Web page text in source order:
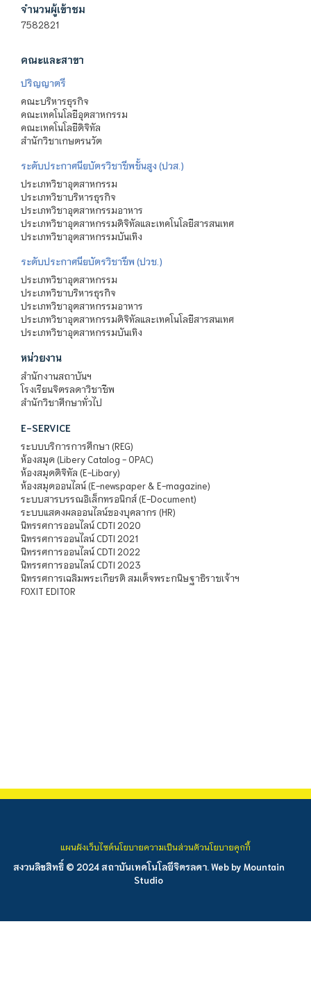
จำนวนผู้เข้าชม
7582821
คณะและสาขา
ปริญญาตรี
คณะบริหารธุรกิจ
คณะเทคโนโลยีอุตสาหกรรม
คณะเทคโนโลยีดิจิทัล
สำนักวิชาเกษตรนวัต
ระดับประกาศนียบัตรวิชาชีพชั้นสูง (ปวส.)
ประเภทวิชาอุตสาหกรรม
ประเภทวิชาบริหารธุรกิจ
ประเภทวิชาอุตสาหกรรมอาหาร
ประเภทวิชาอุตสาหกรรมดิจิทัลและเทคโนโลยีสารสนเทศ
ประเภทวิชาอุตสาหกรรมบันเทิง
ระดับประกาศนียบัตรวิชาชีพ (ปวช.)
ประเภทวิชาอุตสาหกรรม
ประเภทวิชาบริหารธุรกิจ
ประเภทวิชาอุตสาหกรรมอาหาร
ประเภทวิชาอุตสาหกรรมดิจิทัลและเทคโนโลยีสารสนเทศ
ประเภทวิชาอุตสาหกรรมบันเทิง
หน่วยงาน
สำนักงานสถาบันฯ
โรงเรียนจิตรลดาวิชาชีพ
สำนักวิชาศึกษาทั่วไป
E-SERVICE
ระบบบริการการศึกษา (REG)
ห้องสมุด (Libery Catalog - OPAC)
ห้องสมุดดิจิทัล (E-Libary)
ห้องสมุดออนไลน์ (E-newspaper & E-magazine)
ระบบสารบรรณอิเล็กทรอนิกส์ (E-Document)
ระบบแสดงผลออนไลน์ของบุคลากร (HR)
นิทรรศการออนไลน์ CDTI 2020
นิทรรศการออนไลน์ CDTI 2021
นิทรรศการออนไลน์ CDTI 2022
นิทรรศการออนไลน์ CDTI 2023
นิทรรศการเฉลิมพระเกียรติ สมเด็จพระกนิษฐาธิราชเจ้าฯ
FOXIT EDITOR
สงวนลิขสิทธิ์ © 2024 สถาบันเทคโนโลยีจิตรลดา. Web by Mountain
Studio
แผนผังเว็บไซต์นโยบายความเป็นส่วนตัวนโยบายคุกกี้